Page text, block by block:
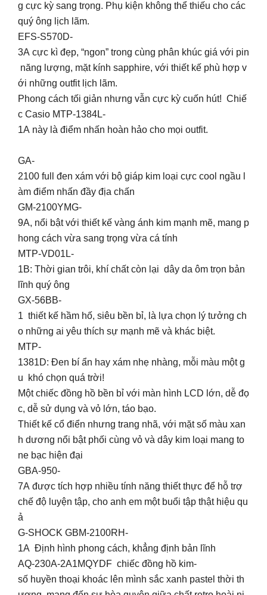
g cực kỳ sang trọng. Phụ kiện không thể thiếu cho các
quý ông lịch lãm.
EFS-S570D-
3A cực kì đẹp, “ngon” trong cùng phân khúc giá với pin
năng lượng, mặt kính sapphire, với thiết kế phù hợp v
ới những outfit lịch lãm.
Phong cách tối giản nhưng vẫn cực kỳ cuốn hút! Chiế
c Casio MTP-1384L-
1A này là điểm nhấn hoàn hảo cho mọi outfit.
GA-
2100 full đen xám với bộ giáp kim loại cực cool ngầu l
àm điểm nhấn đầy địa chấn ️‍
GM-2100YMG-
9A, nổi bật với thiết kế vàng ánh kim mạnh mẽ, mang p
hong cách vừa sang trọng vừa cá tính
MTP-VD01L-
1B: Thời gian trôi, khí chất còn lại dây da ôm trọn bản
lĩnh quý ông ‍
GX-56BB-
1 thiết kế hầm hố, siêu bền bỉ, là lựa chọn lý tưởng ch
o những ai yêu thích sự mạnh mẽ và khác biệt.
MTP-
1381D: Đen bí ẩn hay xám nhẹ nhàng, mỗi màu một g
u khó chọn quá trời!
Một chiếc đồng hồ bền bỉ với màn hình LCD lớn, dễ đọ
c, dễ sử dụng và vỏ lớn, táo bạo.
Thiết kế cổ điển nhưng trang nhã, với mặt số màu xan
h dương nổi bật phối cùng vỏ và dây kim loại mang to
ne bạc hiện đại
GBA-950-
7A được tích hợp nhiều tính năng thiết thực để hỗ trợ
chế độ luyện tập, cho anh em một buổi tập thật hiệu qu
ả ‍️
G-SHOCK GBM-2100RH-
1A Định hình phong cách, khẳng định bản lĩnh
AQ-230A-2A1MQYDF chiếc đồng hồ kim-
số huyền thoại khoác lên mình sắc xanh pastel thời th